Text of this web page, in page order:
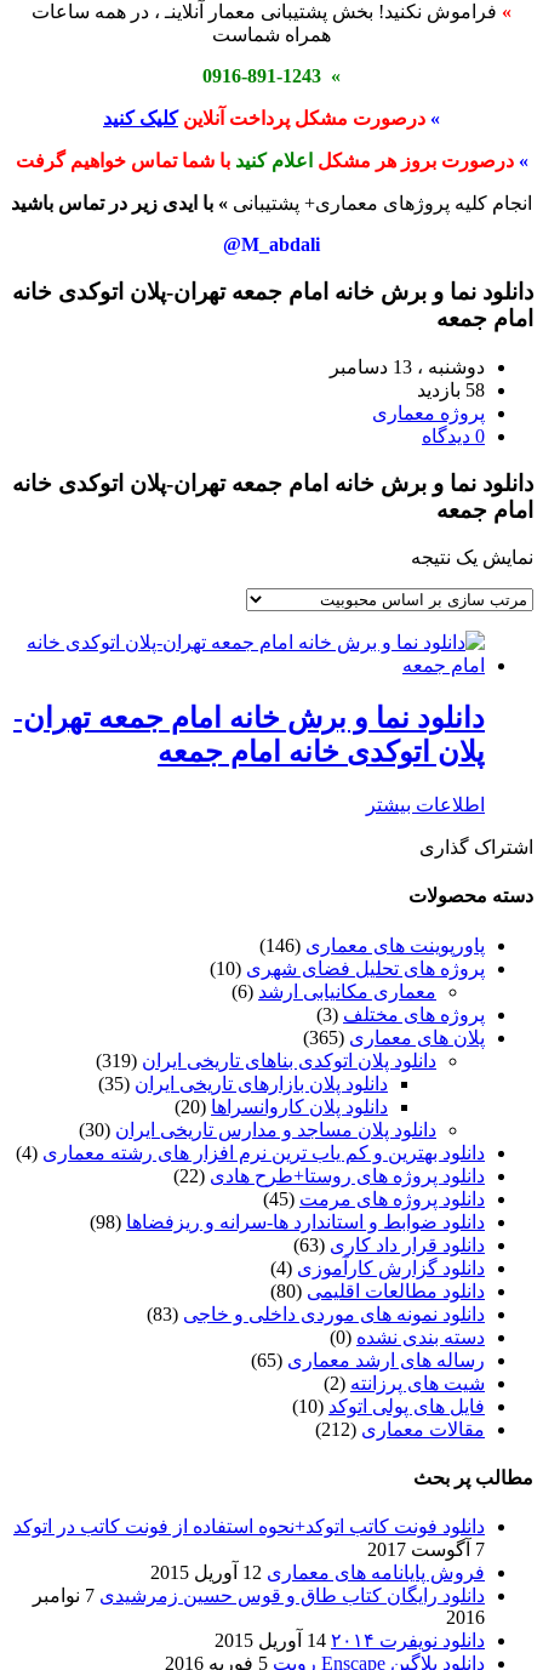
» فراموش نکنید! بخش پشتیبانی معمار آنلاینـ ، در همه ساعات
همراه شماست
» 0916-891-1243
» درصورت مشکل پرداخت آنلاینکلیک کنید
» درصورت بروز هر مشکل اعلام کنید با شما تماس خواهیم گرفت
انجام کلیه پروژهای معماری+ پشتیبانی » با ایدی زیر در تماس باشید
M_abdali@
دانلود نما و برش خانه امام جمعه تهران-پلان اتوکدی خانه
امام جمعه
دوشنبه ، 13 دسامبر
58 بازدید
پروژه معماری
0 دیدگاه
دانلود نما و برش خانه امام جمعه تهران-پلان اتوکدی خانه
امام جمعه
نمایش یک نتیجه
دانلود نما و برش خانه امام جمعه تهران-
پلان اتوکدی خانه امام جمعه
اطلاعات بیشتر
اشتراک گذاری
دسته محصولات
پاورپوینت های معماری (146)
پروژه های تحلیل فضای شهری (10)
معماری مکانیابی ارشد (6)
پروژه های مختلف (3)
پلان های معماری (365)
دانلود پلان اتوکدی بناهای تاریخی ایران (319)
دانلود پلان بازارهای تاریخی ایران (35)
دانلود پلان کاروانسراها (20)
دانلود پلان مساجد و مدارس تاریخی ایران (30)
دانلود بهترین و کم یاب ترین نرم افزار های رشته معماری (4)
دانلود پروژه های روستا+طرح هادی (22)
دانلود پروژه های مرمت (45)
دانلود ضوابط و استاندارد ها-سرانه و ریزفضاها (98)
دانلود قرار داد کاری (63)
دانلود گزارش کارآموزی (4)
دانلود مطالعات اقلیمی (80)
دانلود نمونه های موردی داخلی و خاجی (83)
دسته بندی نشده (0)
رساله های ارشد معماری (65)
شیت های پرزانته (2)
فایل های پولی اتوکد (10)
مقالات معماری (212)
مطالب پر بحث
دانلود فونت کاتب اتوکد+نحوه استفاده از فونت کاتب در اتوکد
7 آگوست 2017
فروش پایانامه های معماری 12 آوریل 2015
دانلود رایگان کتاب طاق و قوس حسین زمرشیدی
7 نوامبر
2016
دانلود نویفرت ۲۰۱۴
14 آوریل 2015
دانلود پلاگین Enscape رویت
5 فوریه 2016